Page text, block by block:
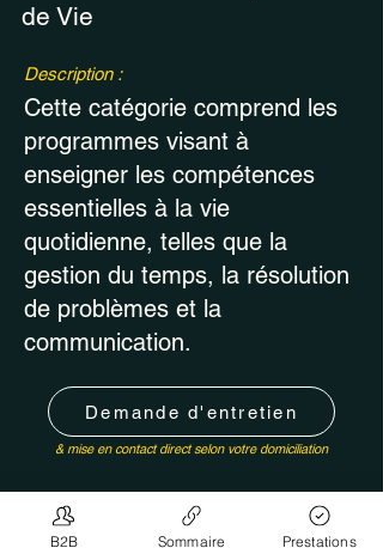
de Vie
Description :
Cette catégorie comprend les
programmes visant à
enseigner les compétences
essentielles à la vie
quotidienne, telles que la
gestion du temps, la résolution
de problèmes et la
communication.
Demande d'entretien
& mise en contact direct selon votre domiciliation
B2B Sommaire Prestations